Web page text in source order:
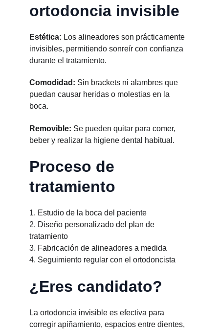
ortodoncia invisible
Estética: Los alineadores son prácticamente
invisibles, permitiendo sonreír con confianza
durante el tratamiento.
Comodidad: Sin brackets ni alambres que
puedan causar heridas o molestias en la
boca.
Removible: Se pueden quitar para comer,
beber y realizar la higiene dental habitual.
Proceso de
tratamiento
1. Estudio de la boca del paciente
2. Diseño personalizado del plan de
tratamiento
3. Fabricación de alineadores a medida
4. Seguimiento regular con el ortodoncista
¿Eres candidato?
La ortodoncia invisible es efectiva para
corregir apiñamiento, espacios entre dientes,